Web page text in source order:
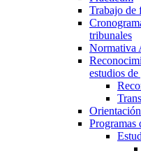
Trabajo de
tribunales
Normativa
estudios
Programas